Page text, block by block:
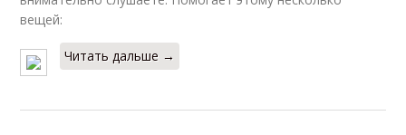
вещей:
Читать дальше →